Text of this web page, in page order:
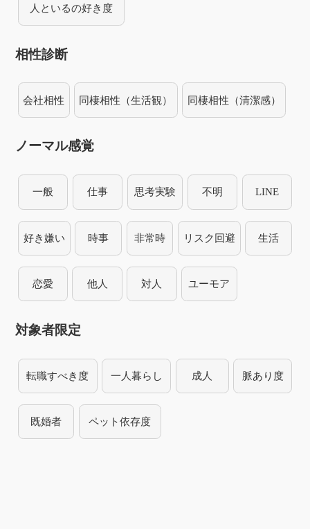
人といるの好き度
相性診断
会社相性 同棲相性（生活観） 同棲相性（清潔感）
ノーマル感覚
一般 仕事 思考実験 不明 LINE
好き嫌い 時事 非常時 リスク回避 生活
恋愛 他人 対人 ユーモア
対象者限定
転職すべき度 一人暮らし 成人 脈あり度
既婚者 ペット依存度